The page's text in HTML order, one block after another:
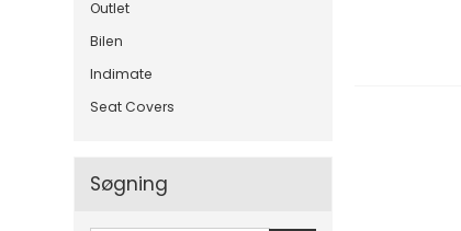
Outlet
Bilen
Indimate
Seat Covers
Søgning